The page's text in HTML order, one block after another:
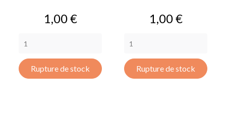
Prix
1,00 €
Rupture de stock
Prix
1,00 €
Rupture de stock